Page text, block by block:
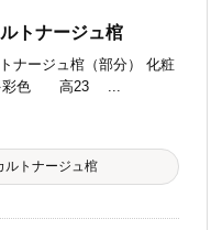
トナージュ棺
ナージュ棺（部分） 化粧
色 高23 ...
トナージュ棺